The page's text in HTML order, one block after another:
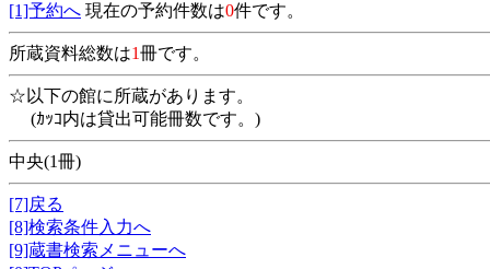
[1]予約へ 現在の予約件数は0件です。
所蔵資料総数は1冊です。
☆以下の館に所蔵があります。
(ｶｯｺ内は貸出可能冊数です。)
中央(1冊)
[7]戻る
[8]検索条件入力へ
[9]蔵書検索メニューへ